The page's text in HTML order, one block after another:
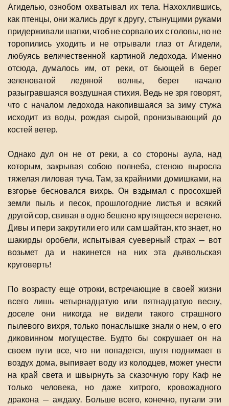
Агиделью, ознобом охватывал их тела. Нахохлившись,
как птенцы, они жались друг к другу, стынущими руками
придерживали шапки, чтоб не сорвало их с головы, но не
торопились уходить и не отрывали глаз от Агидели,
любуясь величественной картиной ледохода. Именно
отсюда, думалось им, от реки, от бьющей в берег
зеленоватой ледяной волны, берет начало
разыгравшаяся воздушная стихия. Ведь не зря говорят,
что с началом ледохода накопившаяся за зиму стужа
исходит из воды, рождая сырой, пронизывающий до
костей ветер.
Однако дул он не от реки, а со стороны аула, над
которым, закрывая собою полнеба, стеною выросла
тяжелая лиловая туча. Там, за крайними домишками, на
взгорье бесновался вихрь. Он вздымал с просохшей
земли пыль и песок, прошлогодние листья и всякий
другой сор, свивая в одно бешено крутящееся веретено.
Дивы и пери закрутили его или сам шайтан, кто знает, но
шакирды оробели, испытывая суеверный страх — вот
возьмет да и накинется на них эта дьявольская
круговерть!
По возрасту еще отроки, встречающие в своей жизни
всего лишь четырнадцатую или пятнадцатую весну,
доселе они никогда не видели такого страшного
пылевого вихря, только понаслышке знали о нем, о его
диковинном могуществе. Будто бы сокрушает он на
своем пути все, что ни попадется, шутя поднимает в
воздух дома, выпивает воду из колодцев, может унести
на край света и швырнуть за сказочную гору Каф не
только человека, но даже хитрого, кровожадного
дракона — аждаху. Больше всего, конечно, пугали эти